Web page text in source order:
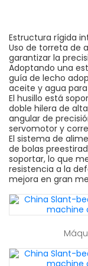
Estructura rígida
Uso de torreta de
garantizar la
Adoptando una
guía de lecho
aceite y agua
El husillo está
doble hilera de
angular de
servomotor y
El sistema de
de bolas
soportar, lo que
resistencia a la
mejora en gran